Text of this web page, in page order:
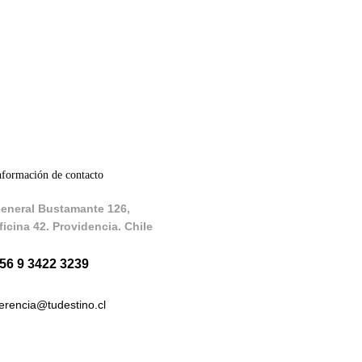
de contacto
Bustamante 126,
42. Providencia. Chile
9 3422 3239